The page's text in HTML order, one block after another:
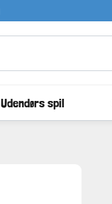
Udendørs spil